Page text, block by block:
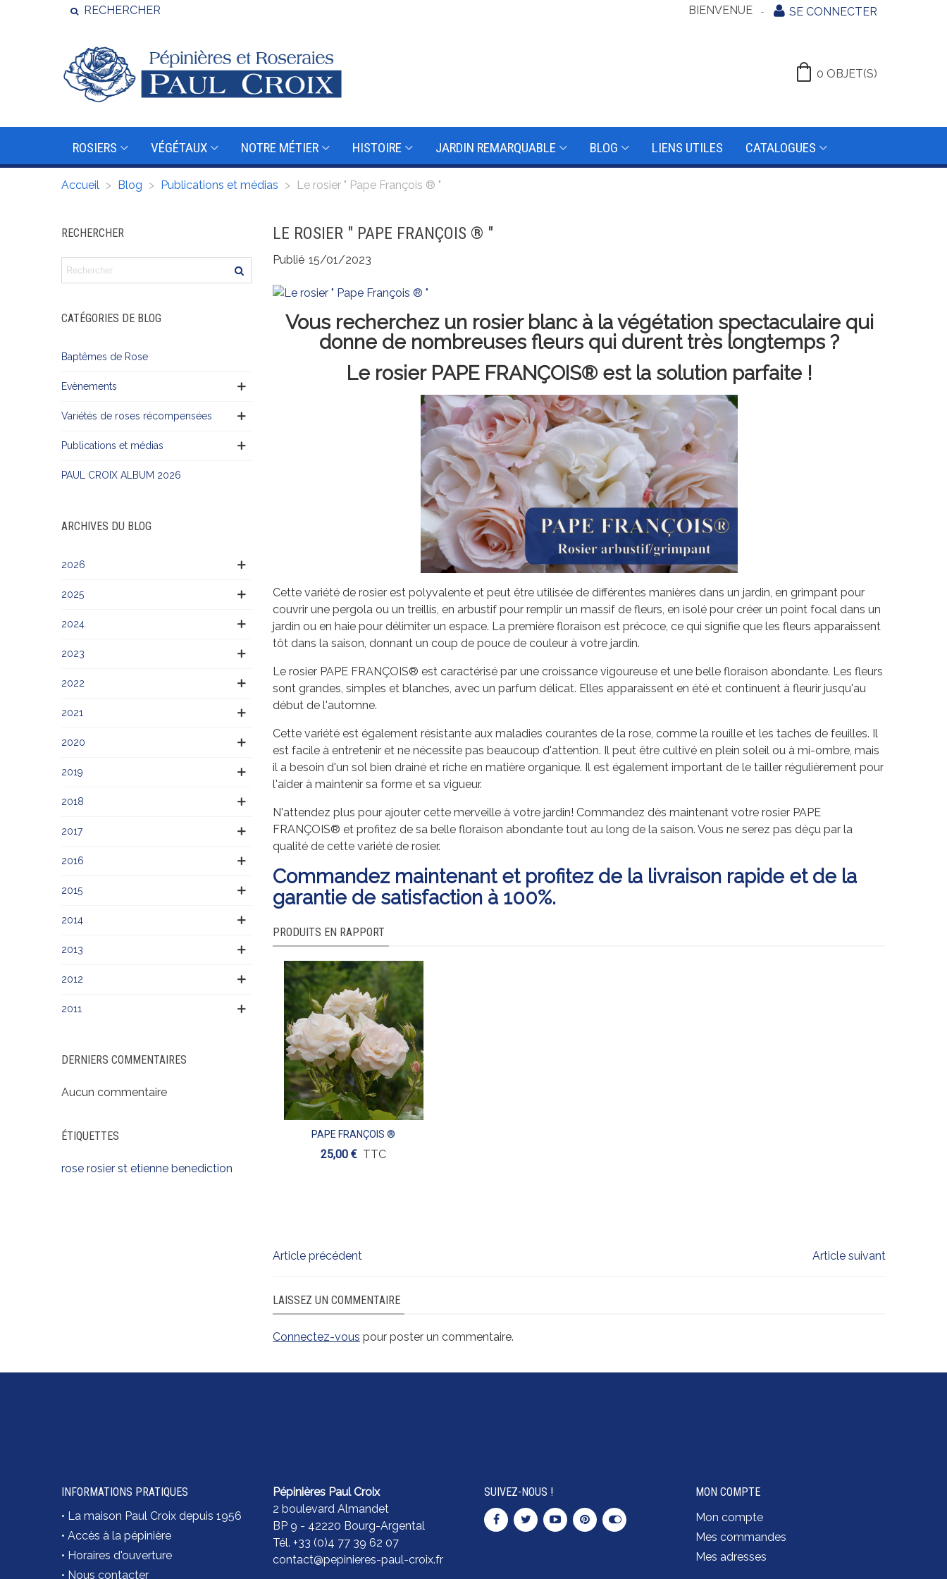
RECHERCHER BIENVENUE SE CONNECTER
0 OBJET(S)
ROSIERS VÉGÉTAUX NOTRE MÉTIER HISTOIRE JARDIN REMARQUABLE BLOG LIENS UTILES CATALOGUES
Accueil > Blog > Publications et médias > Le rosier " Pape François ® "
RECHERCHER
CATÉGORIES DE BLOG
Baptêmes de Rose
Evènements
Variétés de roses récompensées
Publications et médias
PAUL CROIX ALBUM 2026
ARCHIVES DU BLOG
2026
2025
2024
2023
2022
2021
2020
2019
2018
2017
2016
2015
2014
2013
2012
2011
DERNIERS COMMENTAIRES
Aucun commentaire
ÉTIQUETTES
rose rosier st etienne benediction
LE ROSIER " PAPE FRANÇOIS ® "
Publié 15/01/2023
Vous recherchez un rosier blanc à la végétation spectaculaire qui
donne de nombreuses fleurs qui durent très longtemps ?
Le rosier PAPE FRANÇOIS® est la solution parfaite !
Cette variété de rosier est polyvalente et peut être utilisée de différentes manières dans un jardin, en grimpant pour
couvrir une pergola ou un treillis, en arbustif pour remplir un massif de fleurs, en isolé pour créer un point focal dans un
jardin ou en haie pour délimiter un espace. La première floraison est précoce, ce qui signifie que les fleurs apparaissent
tôt dans la saison, donnant un coup de pouce de couleur à votre jardin.
Le rosier PAPE FRANÇOIS® est caractérisé par une croissance vigoureuse et une belle floraison abondante. Les fleurs
sont grandes, simples et blanches, avec un parfum délicat. Elles apparaissent en été et continuent à fleurir jusqu'au
début de l'automne.
Cette variété est également résistante aux maladies courantes de la rose, comme la rouille et les taches de feuilles. Il
est facile à entretenir et ne nécessite pas beaucoup d'attention. Il peut être cultivé en plein soleil ou à mi-ombre, mais
il a besoin d'un sol bien drainé et riche en matière organique. Il est également important de le tailler régulièrement pour
l'aider à maintenir sa forme et sa vigueur.
N'attendez plus pour ajouter cette merveille à votre jardin! Commandez dès maintenant votre rosier PAPE
FRANÇOIS® et profitez de sa belle floraison abondante tout au long de la saison. Vous ne serez pas déçu par la
qualité de cette variété de rosier.
Commandez maintenant et profitez de la livraison rapide et de la
garantie de satisfaction à 100%.
PRODUITS EN RAPPORT
Aperçu
PAPE FRANÇOIS ®
25,00 € TTC
Article précédent Article suivant
LAISSEZ UN COMMENTAIRE
Connectez-vous pour poster un commentaire.
INFORMATIONS PRATIQUES
• La maison Paul Croix depuis 1956
• Accès à la pépinière
• Horaires d'ouverture
• Nous contacter
Pépinières Paul Croix
2 boulevard Almandet
BP 9 - 42220 Bourg-Argental
Tél. +33 (0)4 77 39 62 07
contact@pepinieres-paul-croix.fr
SUIVEZ-NOUS !
MON COMPTE
Mon compte
Mes commandes
Mes adresses